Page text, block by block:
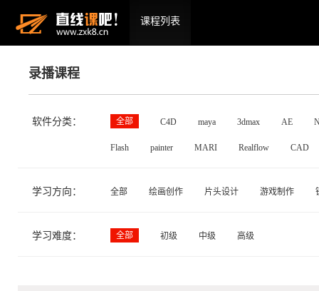
课程列表
录播课程
软件分类： 全部 C4D maya 3dmax AE
Flash painter MARI Realflow CAD
学习方向： 全部 绘画创作 片头设计 游戏制作
学习难度： 全部 初级 中级 高级